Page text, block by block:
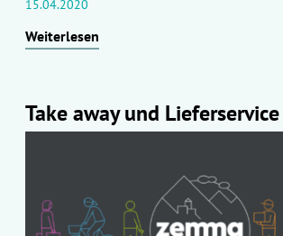
15.04.2020
Weiterlesen
Take away und